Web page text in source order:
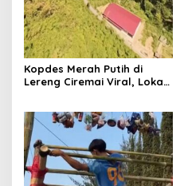
Kopdes Merah Putih di
Lereng Ciremai Viral, Lokasi